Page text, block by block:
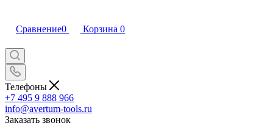
Сравнение0 Корзина 0
Телефоны
+7 495 9 888 966
info@avertum-tools.ru
Заказать звонок